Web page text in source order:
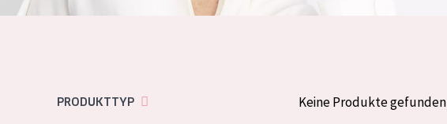
inhaltsstoffe
KontaktPRODUKTTYP Keine Produkte gefunden